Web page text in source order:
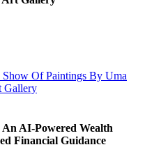
AI-Powered Wealth
Financial Guidance